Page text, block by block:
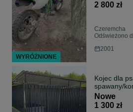
2 800 zł
Czeremcha
Odświeżono
2001
Kojec dla
spawany/
Nowe
1 300 zł
WYRÓŻNIONE